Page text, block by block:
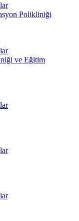
Polikliniği
ve Eğitim